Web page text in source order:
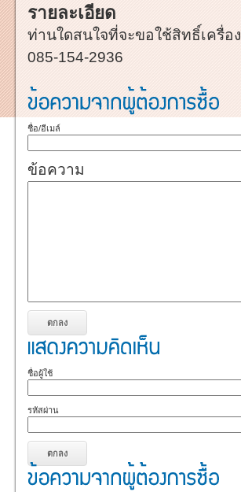
รายละเอียด
ท่านใดสนใจที่จะขอใช้สิทธิ์เครื่
085-154-2936
ชื่อ/อีเมล์
ข้อความ
ชื่อผู้ใช้
รหัสผ่าน